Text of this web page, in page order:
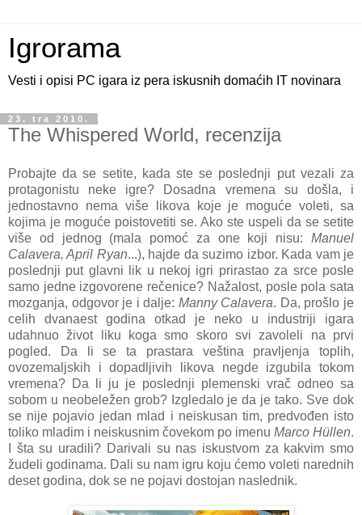
Igrorama
Vesti i opisi PC igara iz pera iskusnih domaćih IT novinara
23. tra 2010.
The Whispered World, recenzija
Probajte da se setite, kada ste se poslednji put vezali za
protagonistu neke igre? Dosadna vremena su došla, i
jednostavno nema više likova koje je moguće voleti, sa
kojima je moguće poistovetiti se. Ako ste uspeli da se setite
više od jednog (mala pomoć za one koji nisu: Manuel
Calavera, April Ryan...), hajde da suzimo izbor. Kada vam je
poslednji put glavni lik u nekoj igri prirastao za srce posle
samo jedne izgovorene rečenice? Nažalost, posle pola sata
mozganja, odgovor je i dalje: Manny Calavera. Da, prošlo je
celih dvanaest godina otkad je neko u industriji igara
udahnuo život liku koga smo skoro svi zavoleli na prvi
pogled. Da li se ta prastara veština pravljenja toplih,
ovozemaljskih i dopadljivih likova negde izgubila tokom
vremena? Da li ju je poslednji plemenski vrač odneo sa
sobom u neobeležen grob? Izgledalo je da je tako. Sve dok
se nije pojavio jedan mlad i neiskusan tim, predvođen isto
toliko mladim i neiskusnim čovekom po imenu Marco Hüllen.
I šta su uradili? Darivali su nas iskustvom za kakvim smo
žudeli godinama. Dali su nam igru koju ćemo voleti narednih
deset godina, dok se ne pojavi dostojan naslednik.